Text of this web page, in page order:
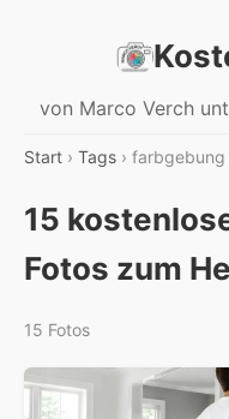
von Marco Verch
Start › Tags › farbgebung
15
Fotos zum
15 Fotos